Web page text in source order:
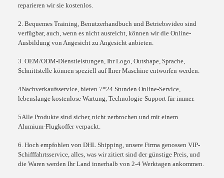
reparieren wir sie kostenlos.
2. Bequemes Training, Benutzerhandbuch und Betriebsvideo sind
verfügbar, auch, wenn es nicht ausreicht, können wir die Online-
Ausbildung von Angesicht zu Angesicht anbieten.
3. OEM/ODM-Dienstleistungen, Ihr Logo, Outshape, Sprache,
Schnittstelle können speziell auf Ihrer Maschine entworfen werden.
4Nachverkaufsservice, bieten 7*24 Stunden Online-Service,
lebenslange kostenlose Wartung, Technologie-Support für immer.
5Alle Produkte sind sicher, nicht zerbrochen und mit einem
Alumium-Flugkoffer verpackt.
6. Hoch empfohlen von DHL Shipping, unsere Firma genossen VIP-
Schifffahrtsservice, alles, was wir zitiert sind der günstige Preis, und
die Waren werden Ihr Land innerhalb von 2-4 Werktagen ankommen.